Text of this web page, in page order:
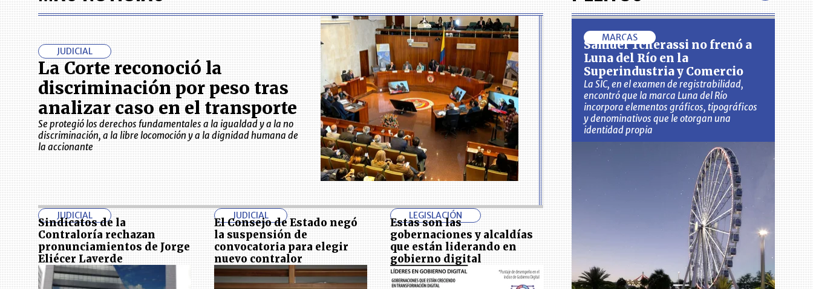
JUDICIAL
La Corte reconoció la
discriminación por peso tras
analizar caso en el transporte
Se protegió los derechos fundamentales a la igualdad y a la no
discriminación, a la libre locomoción y a la dignidad humana de
la accionante
JUDICIAL
Sindicatos de la
Contraloría rechazan
pronunciamientos de Jorge
Eliécer Laverde
JUDICIAL
El Consejo de Estado negó
la suspensión de
convocatoria para elegir
nuevo contralor
LEGISLACIÓN
Estas son las
gobernaciones y alcaldías
que están liderando en
gobierno digital
MARCAS
Samuel Tcherassi no frenó a
Luna del Río en la
Superindustria y Comercio
La SIC, en el examen de registrabilidad,
encontró que la marca Luna del Río
incorpora elementos gráficos, tipográficos
y denominativos que le otorgan una
identidad propia